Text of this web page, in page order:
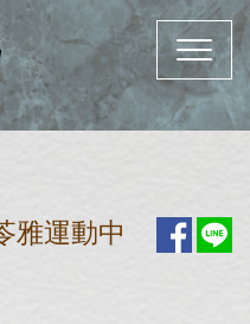
Toggle
雅運動中